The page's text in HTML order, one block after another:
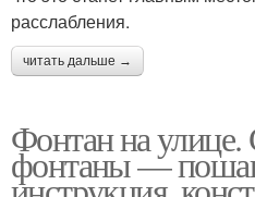
расслабления.
читать дальше →
Фонтан на
фонтаны —